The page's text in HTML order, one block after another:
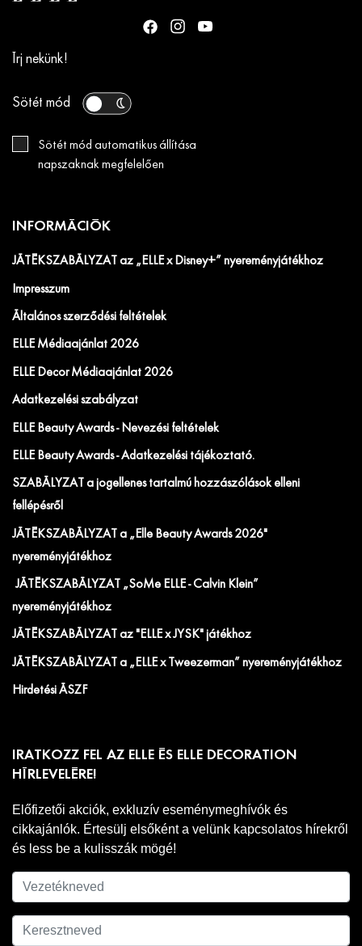
Írj nekünk!
Sötét mód
Sötét mód automatikus állítása
napszaknak megfelelően
INFORMÁCIÓK
JÁTÉKSZABÁLYZAT az „ELLE x Disney+” nyereményjátékhoz
Impresszum
Általános szerződési feltételek
ELLE Médiaajánlat 2026
ELLE Decor Médiaajánlat 2026
Adatkezelési szabályzat
ELLE Beauty Awards - Nevezési feltételek
ELLE Beauty Awards - Adatkezelési tájékoztató.
SZABÁLYZAT a jogellenes tartalmú hozzászólások elleni
fellépésről
JÁTÉKSZABÁLYZAT a „Elle Beauty Awards 2026"
nyereményjátékhoz
JÁTÉKSZABÁLYZAT „SoMe ELLE - Calvin Klein”
nyereményjátékhoz
JÁTÉKSZABÁLYZAT az "ELLE x JYSK" játékhoz
JÁTÉKSZABÁLYZAT a „ELLE x Tweezerman” nyereményjátékhoz
Hirdetési ÁSZF
IRATKOZZ FEL AZ ELLE ÉS ELLE DECORATION
HÍRLEVELÉRE!
Előfizetői akciók, exkluzív eseménymeghívók és
cikkajánlók. Értesülj elsőként a velünk kapcsolatos hírekről
és less be a kulisszák mögé!